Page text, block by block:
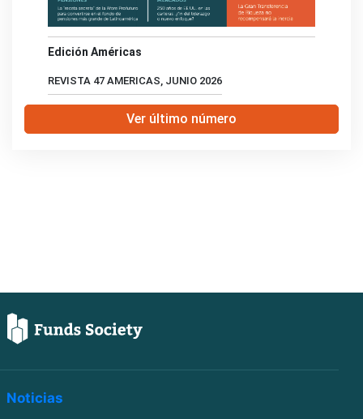
Edición Américas
REVISTA 47 AMERICAS, JUNIO 2026
Ver último número
Noticias